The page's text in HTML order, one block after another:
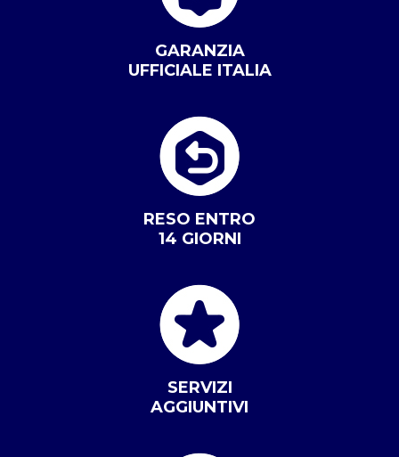
GARANZIA
UFFICIALE ITALIA
RESO ENTRO
14 GIORNI
SERVIZI
AGGIUNTIVI